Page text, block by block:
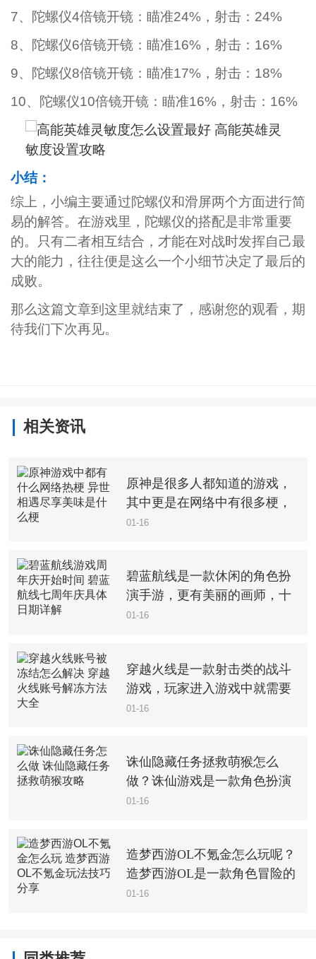
7、陀螺仪4倍镜开镜：瞄准24%，射击：24%
8、陀螺仪6倍镜开镜：瞄准16%，射击：16%
9、陀螺仪8倍镜开镜：瞄准17%，射击：18%
10、陀螺仪10倍镜开镜：瞄准16%，射击：16%
小结：
综上，小编主要通过陀螺仪和滑屏两个方面进行简
易的解答。在游戏里，陀螺仪的搭配是非常重要
的。只有二者相互结合，才能在对战时发挥自己最
大的能力，往往便是这么一个小细节决定了最后的
成败。
那么这篇文章到这里就结束了，感谢您的观看，期
待我们下次再见。
相关资讯
原神是很多人都知道的游戏，
其中更是在网络中有很多梗，
可以给我们带来一些乐趣，十
哪些网络热梗，喜欢的就来看
看吧。
01-16
碧蓝航线是一款休闲的角色扮
演手游，更有美丽的画师，十
分有趣的闯关玩法，玩家可以
你感受到不一样的游戏玩法，
那么你知道碧蓝
01-16
穿越火线是一款射击类的战斗
游戏，玩家进入游戏中就需要
选择一个角色进行战斗，超级
的战斗玩法，全新的闯关冒险
玩法，随时都能
01-16
诛仙隐藏任务拯救萌猴怎么
做？诛仙游戏是一款角色扮演
类游戏，游戏中有非常多的隐
么拯救萌猴这个隐藏任务大家
都想要知道怎么过
01-16
造梦西游OL不氪金怎么玩呢？
造梦西游OL是一款角色冒险的
格斗游戏，这款横版的闯关游
01-16